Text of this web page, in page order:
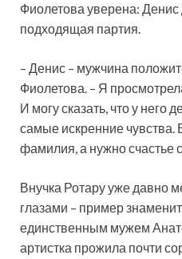
Фиолетова уверена:
подходящая партия.
– Денис – мужчина
Фиолетова. – Я
И могу сказать, что у него
самые искренние чувства.
фамилия, а нужно счастье
Внучка Ротару уже давно
глазами – пример
единственным мужем
артистка прожила почти